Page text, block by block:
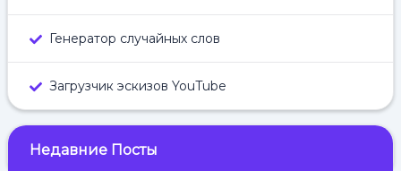
Генератор случайных слов
Загрузчик эскизов YouTube
Недавние Посты